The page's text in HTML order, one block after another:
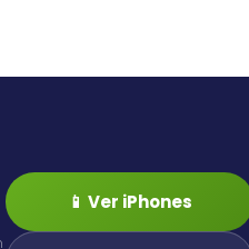
📱 Ver iPhones